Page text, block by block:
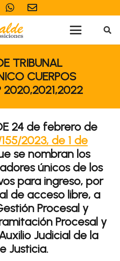
TRIBUNAL
CUERPOS
2020,2021,2022
24 de febrero de
2023, de 1 de
se nombran los
únicos de los
para ingreso, por
de acceso libre, a
Procesal y
Procesal y
Judicial de la
Justicia.